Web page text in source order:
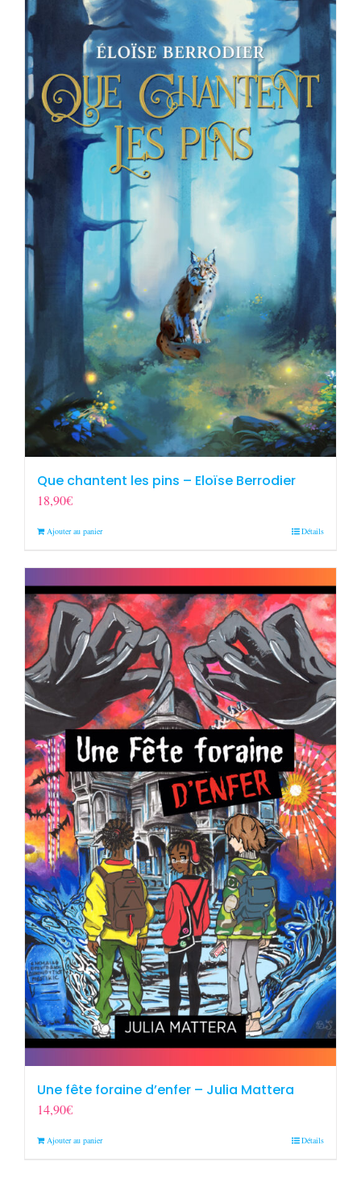
Que chantent les pins – Eloïse Berrodier
18,90€
Ajouter au panier Détails
Une fête foraine d’enfer – Julia Mattera
14,90€
Ajouter au panier Détails